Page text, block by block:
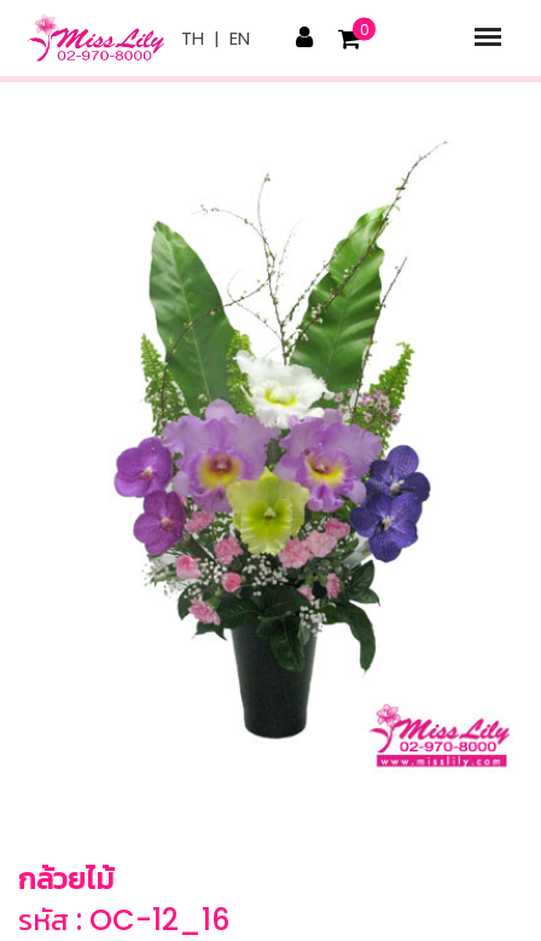
TH | EN 0
กล้วยไม้
รหัส : OC-12_16